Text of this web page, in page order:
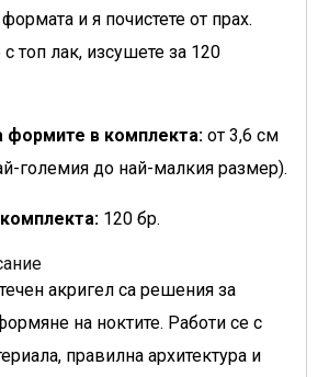
и я почистете от прах.
топ лак, изсушете за 120
формите в комплекта: от 3,6 см
големия до най-малкия размер).
120 бр.
акригел са решения за
на ноктите. Работи се с
правилна архитектура и